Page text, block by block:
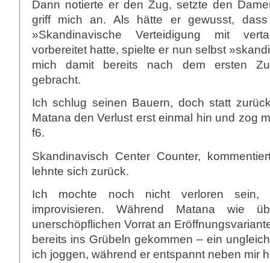
Dann notierte er den Zug, setzte den
griff mich an. Als hätte er gewusst,
»Skandinavische Verteidigung mit
vorbereitet hatte, spielte er nun selbst
mich damit bereits nach dem ersten
gebracht.
Ich schlug seinen Bauern, doch statt
Matana den Verlust erst einmal hin und zog
f6.
Skandinavisch Center Counter,
lehnte sich zurück.
Ich mochte noch nicht verloren sein,
improvisieren. Während Matana wie
unerschöpflichen Vorrat an
bereits ins Grübeln gekommen – ein
ich joggen, während er entspannt neben mir